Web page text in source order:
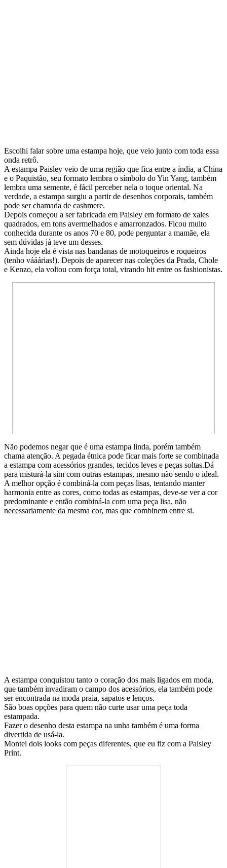
Escolhi falar sobre uma estampa hoje, que veio junto com toda essa
onda retrô.
A estampa Paisley veio de uma região que fica entre a índia, a China
e o Paquistão, seu formato lembra o símbolo do Yin Yang, também
lembra uma semente, é fácil perceber nela o toque oriental. Na
verdade, a estampa surgiu a partir de desenhos corporais, também
pode ser chamada de cashmere.
Depois começou a ser fabricada em Paisley em formato de xales
quadrados, em tons avermelhados e amarronzados. Ficou muito
conhecida durante os anos 70 e 80, pode perguntar a mamãe, ela
sem dúvidas já teve um desses.
Ainda hoje ela é vista nas bandanas de motoqueiros e roqueiros
(tenho vááárias!). Depois de aparecer nas coleções da Prada, Chole
e Kenzo, ela voltou com força total, virando hit entre os fashionistas.
Não podemos negar que é uma estampa linda, porém também
chama atenção. A pegada étnica pode ficar mais forte se combinada
a estampa com acessórios grandes, tecidos leves e peças soltas.Dá
para misturá-la sim com outras estampas, mesmo não sendo o ideal.
A melhor opção é combiná-la com peças lisas, tentando manter
harmonia entre as cores, como todas as estampas, deve-se ver a cor
predominante e então combiná-la com uma peça lisa, não
necessariamente da mesma cor, mas que combinem entre si.
A estampa conquistou tanto o coração dos mais ligados em moda,
que também invadiram o campo dos acessórios, ela também pode
ser encontrada na moda praia, sapatos e lenços.
São boas opções para quem não curte usar uma peça toda
estampada.
Fazer o desenho desta estampa na unha também é uma forma
divertida de usá-la.
Montei dois looks com peças diferentes, que eu fiz com a Paisley
Print.